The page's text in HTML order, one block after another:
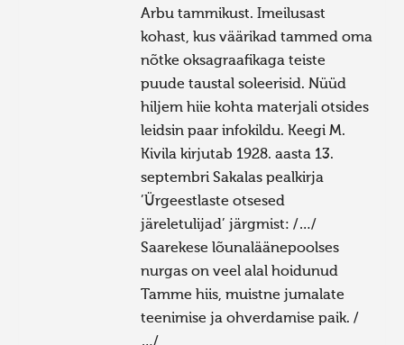
Arbu tammikust. Imeilusast
kohast, kus väärikad tammed oma
nõtke oksagraafikaga teiste
puude taustal soleerisid. Nüüd
hiljem hiie kohta materjali otsides
leidsin paar infokildu. Keegi M.
Kivila kirjutab 1928. aasta 13.
septembri Sakalas pealkirja
’Ürgeestlaste otsesed
järeletulijad’ järgmist: /…/
Saarekese lõunaläänepoolses
nurgas on veel alal hoidunud
Tamme hiis, muistne jumalate
teenimise ja ohverdamise paik. /